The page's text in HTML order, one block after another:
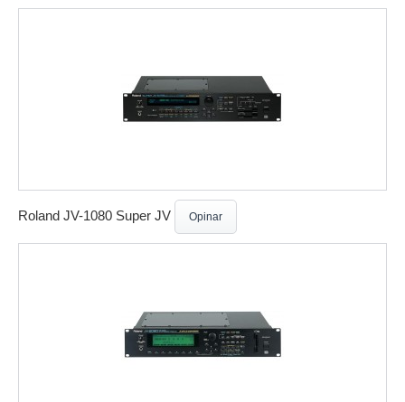
Roland JV-1080 Super JV Opinar